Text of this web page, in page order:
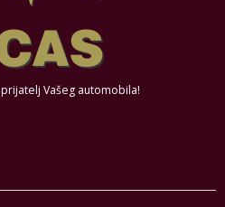
Vašeg automobila!